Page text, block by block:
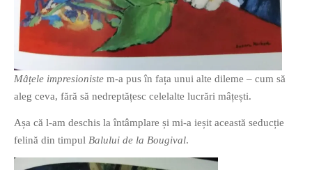
Mâțele impresioniste m-a pus în fața unui alte dileme – cum să
aleg ceva, fără să nedreptățesc celelalte lucrări mâțești.
Așa că l-am deschis la întâmplare și mi-a ieșit această seducție
felină din timpul Balului de la Bougival.